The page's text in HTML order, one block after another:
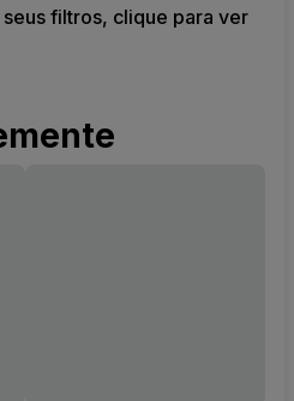
filtros, clique para ver